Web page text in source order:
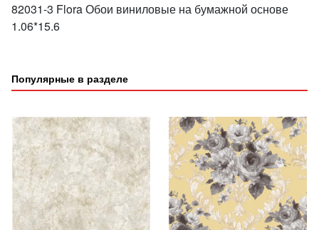
82031-3 Flora Обои виниловые на бумажной основе
1.06*15.6
Популярные в разделе